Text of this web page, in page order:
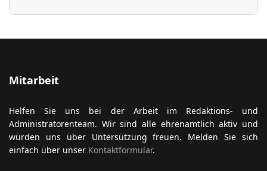
Mitarbeit
Helfen Sie uns bei der Arbeit im Redaktions- und
Administratorenteam. Wir sind alle ehrenamtlich aktiv und
würden uns über Untersützung freuen. Melden Sie sich
einfach über unser Kontaktformular.
anzeigen